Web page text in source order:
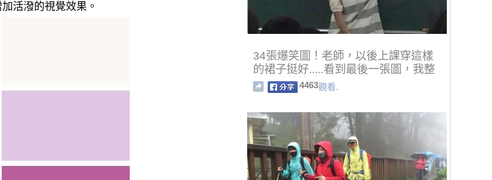
活潑的視覺效果。
34張爆笑圖！老師，以後上課穿這樣
的裙子挺好.....看到最後一張圖，我整
個下巴都快跌了!
4463觀看.